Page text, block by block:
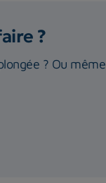
?
? Ou même